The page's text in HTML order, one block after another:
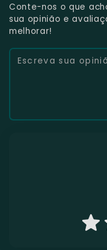
Conte-nos o que
sua opinião e
melhorar!